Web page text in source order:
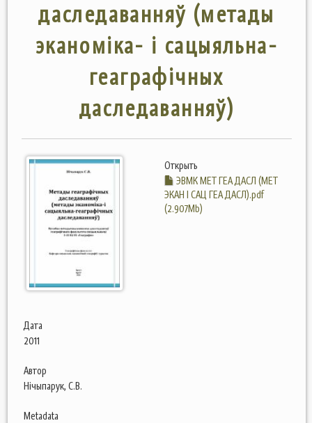
даследаванняў (метады
эканоміка- і сацыяльна-
геаграфічных
даследаванняў)
Открыть
ЭВМК МЕТ ГЕА ДАСЛ (МЕТ
ЭКАН І САЦ ГЕА ДАСЛ).pdf
(2.907Mb)
Дата
2011
Автор
Нічыпарук, С.В.
Metadata